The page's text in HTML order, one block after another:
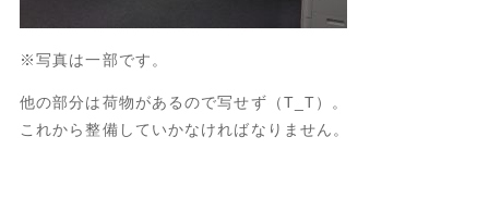
※写真は一部です。
他の部分は荷物があるので写せず（T_T）。
これから整備していかなければなりません。